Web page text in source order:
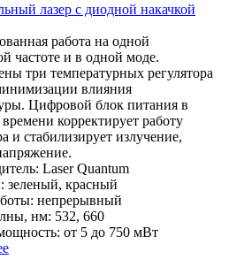
лазер с диодной накачкой
работа на одной
частоте и в одной моде.
три температурных регулятора
влияния
Цифровой блок питания в
корректирует работу
и стабилизирует излучение,
Laser Quantum
зеленый, красный
непрерывный
нм: 532, 660
от 5 до 750 мВт